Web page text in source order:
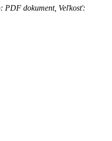
PDF dokument, Veľkosť: